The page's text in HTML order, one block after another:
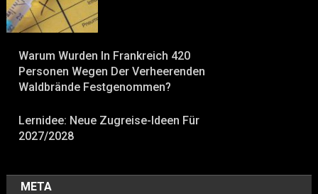
Warum Wurden In Frankreich 420
Personen Wegen Der Verheerenden
Waldbrände Festgenommen?
Lernidee: Neue Zugreise-Ideen Für
2027/2028
META